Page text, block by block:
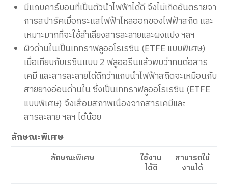
มีเเถบคาร์บอนที่่เป็นตัวนำไฟฟ้าได้ดี จึงไม่เกิดอันตรายจา
การสปาร์คเมื่อกระเเสไฟฟ้าไหลออกของไฟฟ้าสถิต เเละ
เหมาะมากที่จะใช้ลำเลียงสารละลายและผงเเปง ฯลฯ
ผิวด้านในเป็นเททราฟลูออโรเรซิน (ETFE แบบพิเศษ)
เมื่อเทียบกับเรซินเเบบ 2 ฟลูออรีนแล้วพบว่าทนต่อสาร
เคมี และสารละลายได้ดีกว่าแถบนำไฟฟ้าสถิตจะเหมือนกับ
สายยางอ่อนด้านใน ซึ่งเป็นเททราฟลูออโรเรซิน (ETFE
แบบพิเศษ) จึงเสื่อมสภาพเนื่องจากสารเคมีและ
สารละลาย ฯลฯ ได้น้อย
ลักษณะพิเศษ
ลักษณะพิเศษ
ใช้งาน
ได้ดี
สามารถใช้
งานได้